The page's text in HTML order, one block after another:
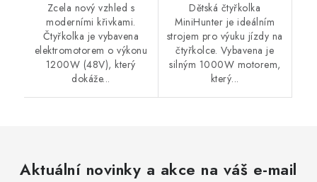
Zcela nový vzhled s
moderními křivkami.
Čtyřkolka je vybavena
elektromotorem o výkonu
1200W (48V), který
dokáže...
Dětská čtyřkolka
MiniHunter je ideálním
strojem pro výuku jízdy na
čtyřkolce. Vybavena je
silným 1000W motorem,
který...
Aktuální novinky a akce na váš e-mail